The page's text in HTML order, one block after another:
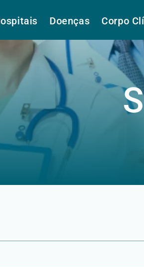
Hospitais Doenças Corpo